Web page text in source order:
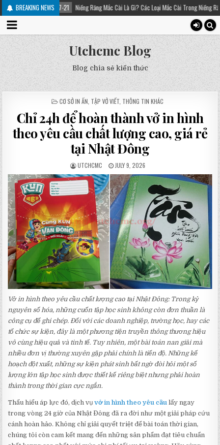
BREAKING NEWS
Niềng Răng Mắc Cài Là Gì? Các Loại Mắc Cài Trong Niềng Răng – Platinum Dental
Utchcmc Blog
Blog chia sẻ kiến thức
POSTED
CƠ SỞ IN ẤN TẬP VỞ VIẾT THÔNG TIN KHÁC
Chỉ 24h để hoàn thành vở in hình
theo yêu cầu chất lượng cao, giá rẻ
tại Nhật Đông
UTCHCMC JULY 9, 2026
Vở in hình theo yêu cầu chất lượng cao tại Nhật Đông: Trong kỷ
nguyên số hóa, những cuốn tập học sinh không còn đơn thuần là
công cụ để ghi chép. Đối với các doanh nghiệp, trường học, hay các
tổ chức sự kiện, đây là một phương tiện truyền thông thương hiệu
vô cùng hiệu quả và tinh tế. Tuy nhiên, một bài toán nan giải mà
nhiều đơn vị thường xuyên gặp phải chính là tiến độ. Những kế
hoạch đột xuất, những sự kiện phát sinh bất ngờ đòi hỏi một số
lượng lớn tập học sinh được thiết kế riêng biệt nhưng phải hoàn
thành trong thời gian cực ngắn.
Thấu hiểu áp lực đó, dịch vụvở in hình theo yêu cầu lấy ngay
trong vòng 24 giờ của Nhật Đông đã ra đời như một giải pháp cứu
cánh hoàn hảo. Không chỉ giải quyết triệt để bài toán thời gian,
chúng tôi còn cam kết mang đến những sản phẩm đạt tiêu chuẩn